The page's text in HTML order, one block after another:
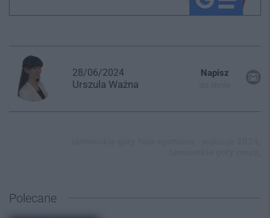
28/06/2024
Urszula Ważna
Napisz
Polecane